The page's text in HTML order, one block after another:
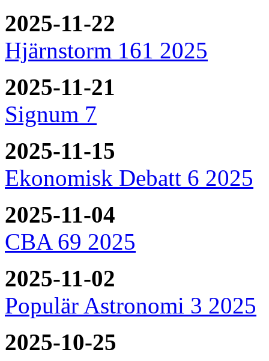
2025-11-22
Hjärnstorm 161 2025
2025-11-21
Signum 7
2025-11-15
Ekonomisk Debatt 6 2025
2025-11-04
CBA 69 2025
2025-11-02
Populär Astronomi 3 2025
2025-10-25